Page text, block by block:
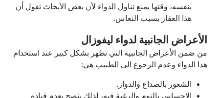
بنفسه، وقتها يمنع تناول الدواء لأن بعض الأبحاث تقول أن
هذا العقار يسبب النعاس.
الأعراض الجانبية لدواء ليفوزال
من ضمن الأعراض الجانبية التي تظهر بشكل كبير عند استخدام
هذا الدواء وعدم الرجوع الى الطبيب هي:
الشعور بالصداع والدوار.
الإحساس بالنوم والرغبة فيه، لذلك ينصح بعدم قيادة